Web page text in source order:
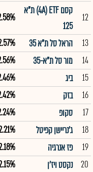
12
קסם 4A) ETF) ת"א
125
13
הראל סל ת"א 35
14
מור סל ת"א-35
15
ביג
16
בזק
17
סקופ
18
ג'נריישן קפיטל
19
פז אנרגיה
20
נקסט ויז'ן